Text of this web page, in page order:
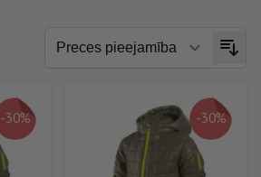
-30% -30%